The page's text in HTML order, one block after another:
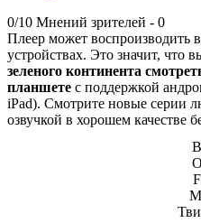
0/10 Мнений зрителей - 0
Плеер может воспроизводить
устройствах. Это значит, что
зеленого континента
планшете с поддержкой
iPad). Смотрите новые серии
озвучкой в хорошем качестве